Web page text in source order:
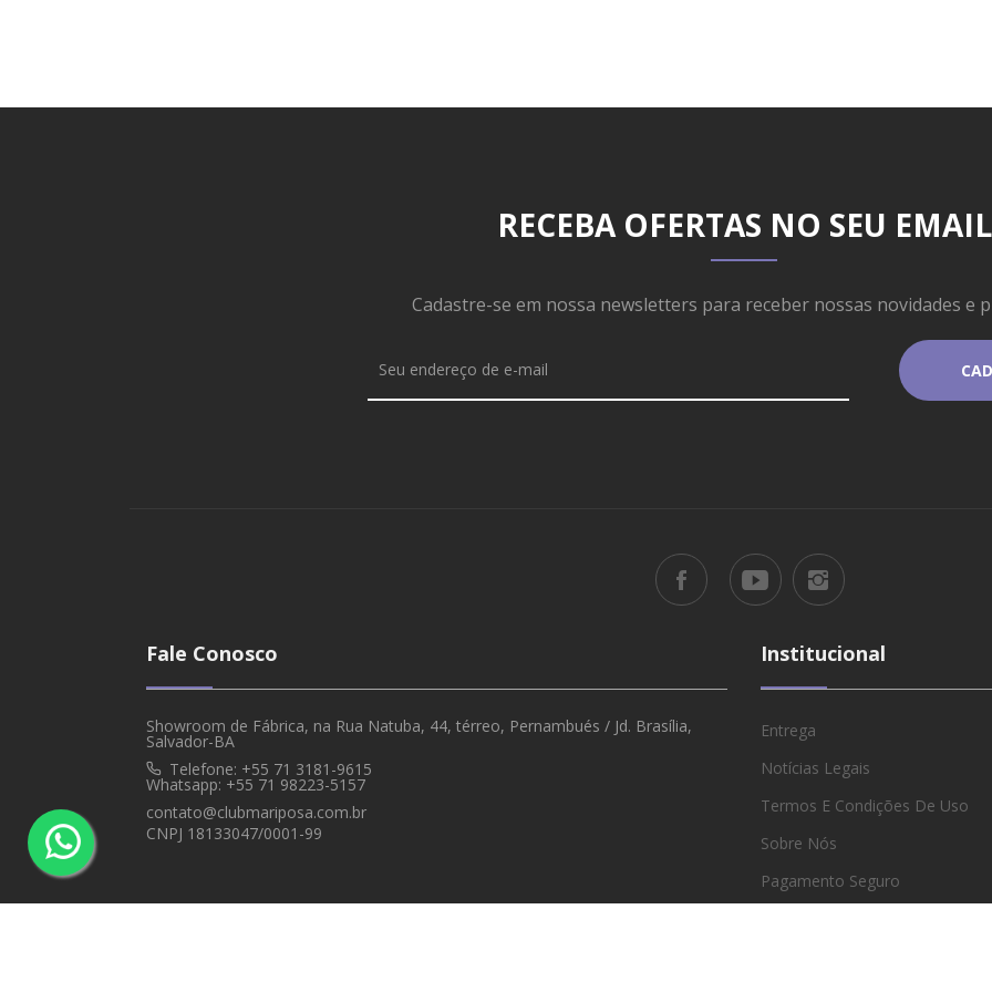
RECEBA OFERTAS NO SEU EMAIL
Cadastre-se em nossa newsletters para receber nossas novidades e
Fale Conosco
Showroom de Fábrica, na Rua Natuba, 44, térreo, Pernambués / Jd. Brasília,
Salvador-BA
Telefone: +55 71 3181-9615
Whatsapp: +55 71 98223-5157
contato@clubmariposa.com.br
CNPJ 18133047/0001-99
Institucional
Entrega
Notícias Legais
Termos E Condições De Uso
Sobre Nós
Pagamento Seguro